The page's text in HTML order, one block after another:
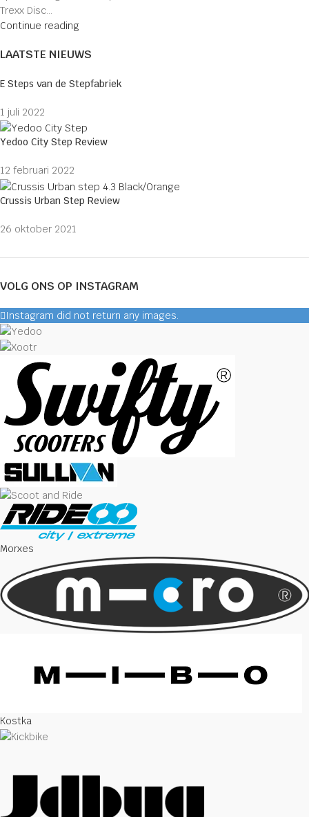
Trexx Disc...
Continue reading
LAATSTE NIEUWS
E Steps van de Stepfabriek
1 juli 2022
Yedoo City Step Review
12 februari 2022
Crussis Urban Step Review
26 oktober 2021
VOLG ONS OP INSTAGRAM
Instagram did not return any images.
Morxes
Kostka